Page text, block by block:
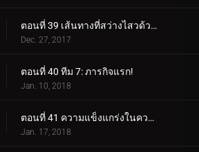
ตอนที่ 39 เส้นทางที่สว่างไสวด้วยพระจันทร์เต็มดวง
Dec. 27, 2017
ตอนที่ 40 ทีม 7: ภารกิจแรก!
Jan. 10, 2018
ตอนที่ 41 ความแข็งแกร่งในความสามัคคี
Jan. 17, 2018